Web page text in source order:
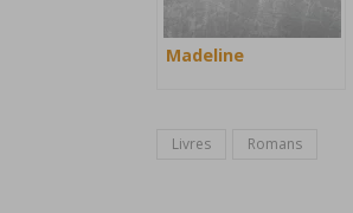
Madeline
Livres Romans